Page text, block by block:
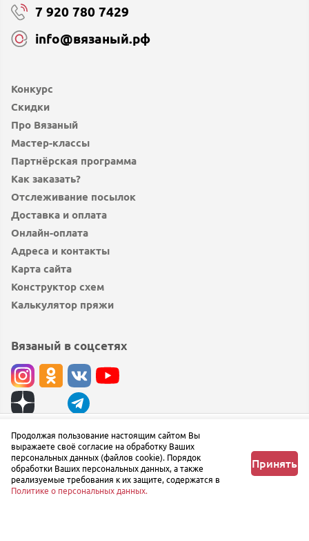
Конкурс
Скидки
Про Вязаный
Мастер-классы
Партнёрская программа
Как заказать?
Отслеживание посылок
Доставка и оплата
Онлайн-оплата
Адреса и контакты
Карта сайта
Конструктор схем
Калькулятор пряжи
7 920 780 7429
info@вязаный.рф
Вязаный в соцсетях
© вязаный.рф 2019 — 2026
Сообщить об ошибке
Продолжая пользование настоящим сайтом Вы
выражаете своё согласие на обработку Ваших
персональных данных (файлов cookie). Порядок
обработки Ваших персональных данных, а также
реализуемые требования к их защите, содержатся в
Политике о персональных данных.
Принять
Узнать о поступлении